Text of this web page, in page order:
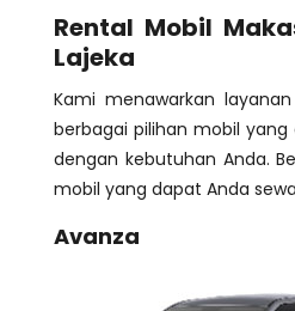
Rental Mobil
Lajeka
Kami menawarkan
berbagai pilihan mobil yang
dengan kebutuhan Anda.
mobil yang dapat Anda
Avanza